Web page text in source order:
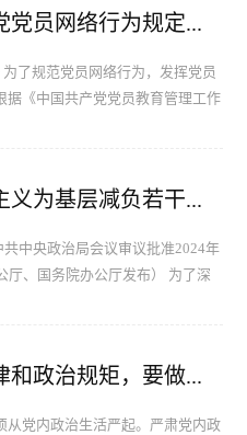
《中国共产党党员网络行为规定》全文
了规范党员网络行为，发挥党员
据《中国共产党党员教育管理工作
《整治形式主义为基层减负若干规定》
共中央政治局会议审议批准2024年
厅、国务院办公厅发布） 为了深
遵守政治纪律和政治规矩，要做到哪“五个必须”
从党内政治生活严起。严肃党内政